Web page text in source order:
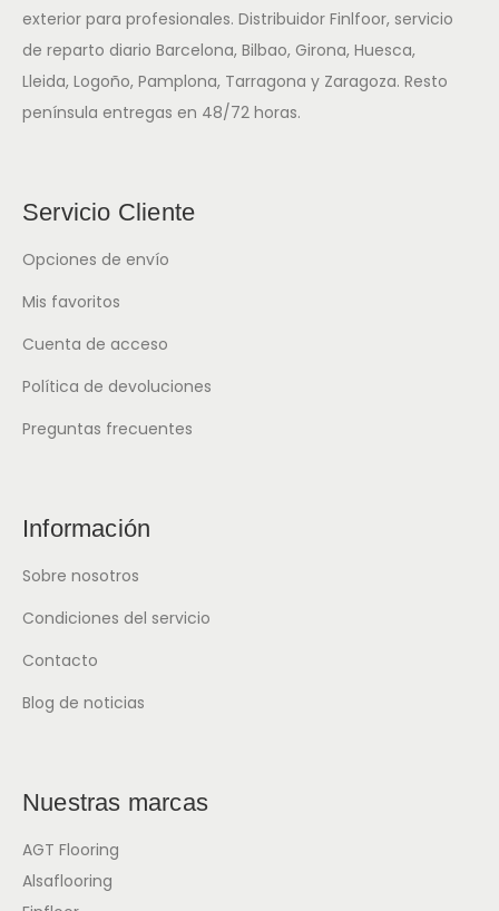
exterior para profesionales. Distribuidor Finlfoor, servicio
de reparto diario Barcelona, Bilbao, Girona, Huesca,
Lleida, Logoño, Pamplona, Tarragona y Zaragoza. Resto
península entregas en 48/72 horas.
Servicio Cliente
Opciones de envío
Mis favoritos
Cuenta de acceso
Política de devoluciones
Preguntas frecuentes
Información
Sobre nosotros
Condiciones del servicio
Contacto
Blog de noticias
Nuestras marcas
AGT Flooring
Alsaflooring